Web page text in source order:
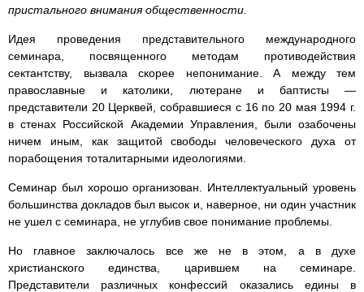
пристального внимания общественности.
Идея проведения представительного международного
семинара, посвященного методам противодействия
сектантству, вызвала скорее непонимание. А между тем
православные и католики, лютеране и баптисты —
представители 20 Церквей, собравшиеся с 16 по 20 мая 1994 г.
в стенах Российской Академии Управления, были озабочены
ничем иным, как защитой свободы человеческого духа от
порабощения тоталитарными идеологиями.
Семинар был хорошо организован. Интеллектуальный уровень
большинства докладов был высок и, наверное, ни один участник
не ушел с семинара, не углубив свое понимание проблемы.
Но главное заключалось все же не в этом, а в духе
христианского единства, царившем на семинаре.
Представители различных конфессий оказались едины в